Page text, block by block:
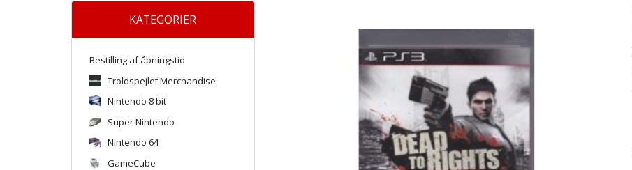
KATEGORIER
Bestilling af åbningstid
Troldspejlet Merchandise
Nintendo 8 bit
Super Nintendo
Nintendo 64
GameCube